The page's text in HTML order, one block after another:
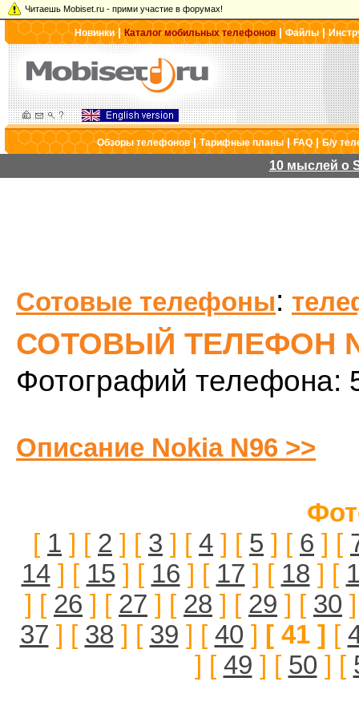
Читаешь Mobiset.ru - прими участие в форумах!
Новинки|Каталог мобильных телефонов |Файлы|
Обзоры телефонов|Тарифные планы|FAQ|Б/у
10 мыслей о
Сотовые телефоны:
СОТОВЫЙ ТЕЛЕФОН
Фотографий телефона:
Описание Nokia N96 >>
[ 1 ] [ 2 ] [ 3 ] [ 4 ] [ 5 ] [ 6 ] [
14] [ 15 ] [ 16 ] [ 17 ] [ 18 ] [
] [ 26 ] [ 27 ] [ 28 ] [ 29 ] [ 30
37 ] [ 38 ] [ 39 ] [ 40 ] [ 41 ] [
] [ 49 ] [ 50 ] [